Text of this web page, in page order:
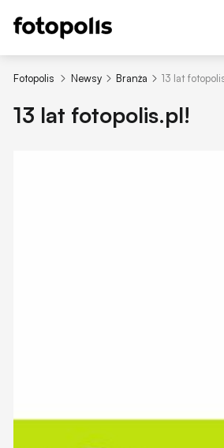
Fotopolis Newsy Branża 13 lat
13 lat fotopolis.pl!